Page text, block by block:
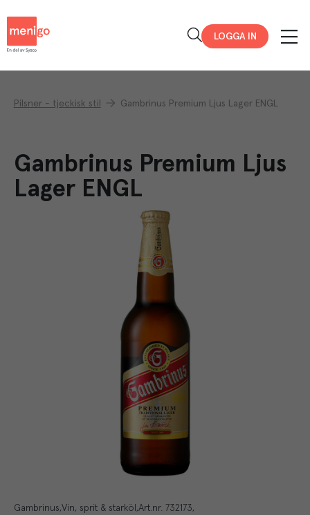
LOGGA IN
Pilsner - tjeckisk stil Gambrinus Premium Ljus Lager ENGL
Gambrinus Premium Ljus
Lager ENGL
Gambrinus Vin, sprit & starköl Art.nr. 732173